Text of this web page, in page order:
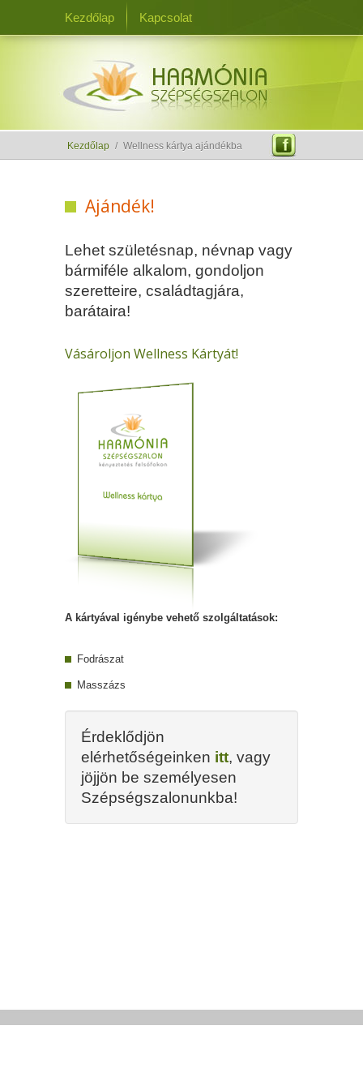
Kezdőlap Kapcsolat
Kezdőlap / Wellness kártya ajándékba
Ajándék!
Lehet születésnap, névnap vagy
bármiféle alkalom, gondoljon
szeretteire, családtagjára,
barátaira!
Vásároljon Wellness Kártyát!
A kártyával igénybe vehető szolgáltatások:
Fodrászat
Masszázs
Érdeklődjön
elérhetőségeinken itt, vagy
jöjjön be személyesen
Szépségszalonunkba!